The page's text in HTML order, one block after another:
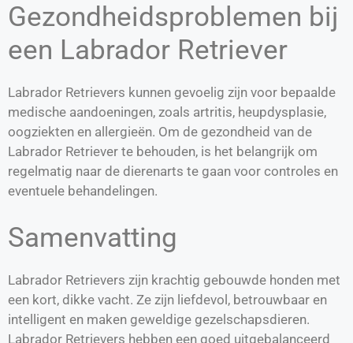
Gezondheidsproblemen bij
een Labrador Retriever
Labrador Retrievers kunnen gevoelig zijn voor bepaalde
medische aandoeningen, zoals artritis, heupdysplasie,
oogziekten en allergieën. Om de gezondheid van de
Labrador Retriever te behouden, is het belangrijk om
regelmatig naar de dierenarts te gaan voor controles en
eventuele behandelingen.
Samenvatting
Labrador Retrievers zijn krachtig gebouwde honden met
een kort, dikke vacht. Ze zijn liefdevol, betrouwbaar en
intelligent en maken geweldige gezelschapsdieren.
Labrador Retrievers hebben een goed uitgebalanceerd